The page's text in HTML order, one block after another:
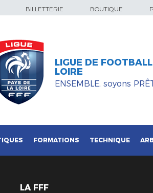
BILLETTERIE BOUTIQUE
LIGUE DE
LOIRE
ENSEMBLE, soyons
FORMATIONS TECHNIQUE
LA FFF